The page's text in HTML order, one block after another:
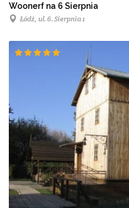
Woonerf na 6 Sierpnia
Łódź, ul. 6. Sierpnia 1